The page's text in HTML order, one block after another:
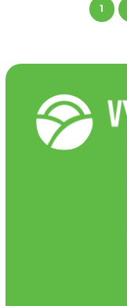
1